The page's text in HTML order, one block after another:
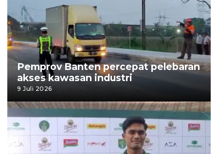
Pemprov Banten percepat pelebaran
akses kawasan industri
9 Juli 2026